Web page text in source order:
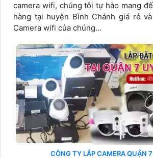
camera wifi, chúng tôi tự hào mang
hàng tại huyện Bình Chánh giá rẻ
Camera wifi của chúng...
CÔNG TY LẮP CAMERA QUẬN 7